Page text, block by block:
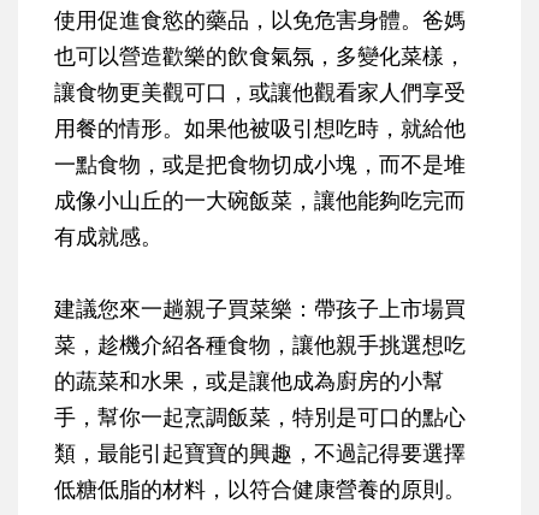
使用促進食慾的藥品，以免危害身體。爸媽
也可以營造歡樂的飲食氣氛，多變化菜樣，
讓食物更美觀可口，或讓他觀看家人們享受
用餐的情形。如果他被吸引想吃時，就給他
一點食物，或是把食物切成小塊，而不是堆
成像小山丘的一大碗飯菜，讓他能夠吃完而
有成就感。
建議您來一趟親子買菜樂：帶孩子上市場買
菜，趁機介紹各種食物，讓他親手挑選想吃
的蔬菜和水果，或是讓他成為廚房的小幫
手，幫你一起烹調飯菜，特別是可口的點心
類，最能引起寶寶的興趣，不過記得要選擇
低糖低脂的材料，以符合健康營養的原則。